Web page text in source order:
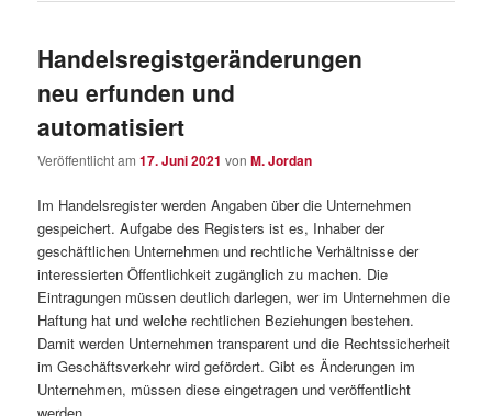
Handelsregistgeränderungen
neu erfunden und
automatisiert
Veröffentlicht am17. Juni 2021 vonM. Jordan
Im Handelsregister werden Angaben über die Unternehmen
gespeichert. Aufgabe des Registers ist es, Inhaber der
geschäftlichen Unternehmen und rechtliche Verhältnisse der
interessierten Öffentlichkeit zugänglich zu machen. Die
Eintragungen müssen deutlich darlegen, wer im Unternehmen die
Haftung hat und welche rechtlichen Beziehungen bestehen.
Damit werden Unternehmen transparent und die Rechtssicherheit
im Geschäftsverkehr wird gefördert. Gibt es Änderungen im
Unternehmen, müssen diese eingetragen und veröffentlicht